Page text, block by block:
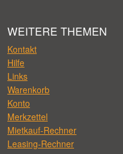
WEITERE THEMEN
Kontakt
Hilfe
Links
Warenkorb
Konto
Merkzettel
Mietkauf-Rechner
Leasing-Rechner